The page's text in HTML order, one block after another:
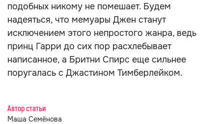
подобных никому не помешает. Будем
надеяться, что мемуары Джен станут
исключением этого непростого жанра, ведь
принц Гарри до сих пор расхлебывает
написанное, а Бритни Спирс еще сильнее
поругалась с Джастином Тимберлейком.
Автор статьи
Маша Семёнова